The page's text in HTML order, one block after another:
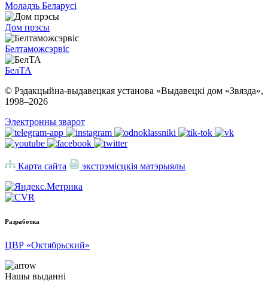
Моладзь Беларусі
Дом прэсы
Белтаможсэрвіс
БелТА
© Рэдакцыйна-выдавецкая установа «Выдавецкі дом «Звязда»,
1998–2026
Электронны зварот
Карта сайта экстрэмісцкія матэрыялы
Разработка
ЦВР «Октябрьский»
Нашы выданні